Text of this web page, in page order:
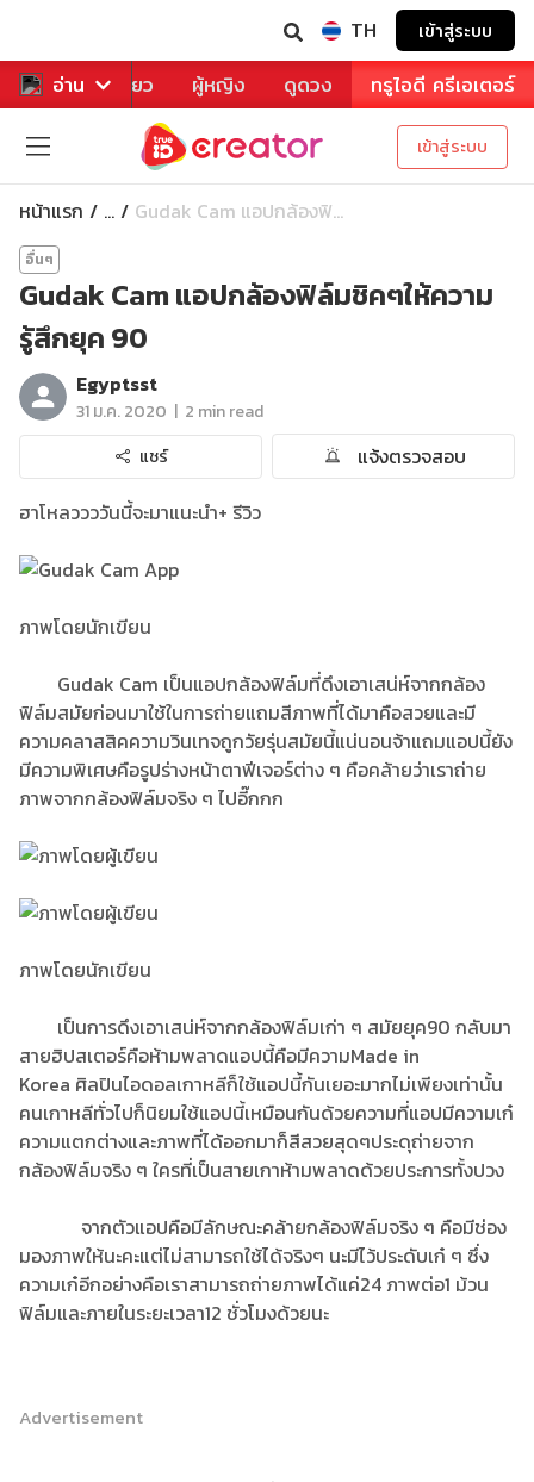
TH เข้าสู่ระบบ
อ่าน
หาร ท่องเที่ยว ผู้หญิง ดูดวง ทรูไอดี ครีเอเตอร์
เข้าสู่ระบบ
หน้าแรก ... Gudak Cam แอปกล้องฟิ...
อื่นๆ
Gudak Cam แอปกล้องฟิล์มชิคๆให้ความ
รู้สึกยุค 90
Egyptsst
31 ม.ค. 2020 | 2 min read
แชร์
แจ้งตรวจสอบ
ฮาโหลววววันนี้จะมาแนะนำ+ รีวิว
ภาพโดยนักเขียน
Gudak Cam เป็นแอปกล้องฟิล์มที่ดึงเอาเสน่ห์จากกล้อง
ฟิล์มสมัยก่อนมาใช้ในการถ่ายแถมสีภาพที่ได้มาคือสวยและมี
ความคลาสสิคความวินเทจถูกวัยรุ่นสมัยนี้แน่นอนจ้าแถมแอปนี้ยัง
มีความพิเศษคือรูปร่างหน้าตาฟีเจอร์ต่าง ๆ คือคล้ายว่าเราถ่าย
ภาพจากกล้องฟิล์มจริง ๆ ไปอี๊กกก
ภาพโดยนักเขียน
เป็นการดึงเอาเสน่ห์จากกล้องฟิล์มเก่า ๆ สมัยยุค90 กลับมา
สายฮิปสเตอร์คือห้ามพลาดแอปนี้คือมีความMade in
Korea ศิลปินไอดอลเกาหลีก็ใช้แอปนี้กันเยอะมากไม่เพียงเท่านั้น
คนเกาหลีทั่วไปก็นิยมใช้แอปนี้เหมือนกันด้วยความที่แอปมีความเก๋
ความแตกต่างและภาพที่ได้ออกมาก็สีสวยสุดๆประดุถ่ายจาก
กล้องฟิล์มจริง ๆ ใครที่เป็นสายเกาห้ามพลาดด้วยประการทั้งปวง
จากตัวแอปคือมีลักษณะคล้ายกล้องฟิล์มจริง ๆ คือมีช่อง
มองภาพให้นะคะแต่ไม่สามารถใช้ได้จริงๆ นะมีไว้ประดับเก๋ ๆ ซึ่ง
ความเก๋อีกอย่างคือเราสามารถถ่ายภาพได้แค่24 ภาพต่อ1 ม้วน
ฟิล์มและภายในระยะเวลา12 ชั่วโมงด้วยนะ
Advertisement